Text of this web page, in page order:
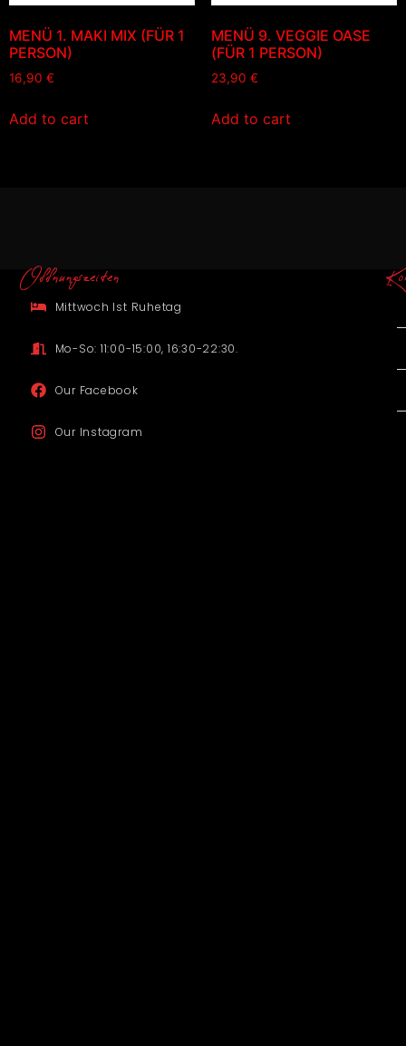
MENÜ 1. MAKI MIX (FÜR 1
PERSON)
16,90 €
Add to cart
MENÜ 9. VEGGIE OASE
(FÜR 1 PERSON)
23,90 €
Add to cart
Offnungszeiten
Mittwoch Ist Ruhetag
Mo-So: 11:00-15:00, 16:30-22:30.
Our Facebook
Our Instagram